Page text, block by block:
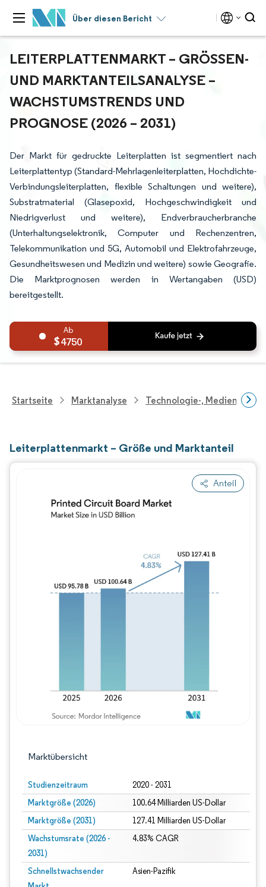
Über diesen Bericht
LEITERPLATTENMARKT – GRÖSSEN- U
ND MARKTANTEILSANALYSE – W
ACHSTUMSTRENDS UND P
ROGNOSE (2026 – 2031)
Der Markt für gedruckte Leiterplatten ist segmentiert nach
Leiterplattentyp (Standard-Mehrlagenleiterplatten, Hochdichte-
Verbindungsleiterplatten, flexible Schaltungen und weitere),
Substratmaterial (Glasepoxid, Hochgeschwindigkeit und
Niedrigverlust und weitere), Endverbraucherbranche
(Unterhaltungselektronik, Computer und Rechenzentren,
Telekommunikation und 5G, Automobil und Elektrofahrzeuge,
Gesundheitswesen und Medizin und weitere) sowie Geografie.
Die Marktprognosen werden in Wertangaben (USD)
bereitgestellt.
4750
Startseite Marktanalyse Technologie-, Medien- Und
Leiterplattenmarkt – Größe und Marktanteil
Anteil
Marktübersicht
Studienzeitraum 2020 - 2031
Marktgröße (2026) 100.64 Milliarden US-Dollar
Marktgröße (2031) 127.41 Milliarden US-Dollar
Wachstumsrate (2026 -
2031)
4.83% CAGR
Schnellstwachsender
Asien-Pazifik